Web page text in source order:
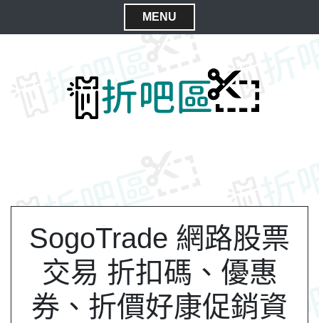
MENU
C
SogoTrade 網路股票
交易 折扣碼、優惠
券、折價好康促銷資